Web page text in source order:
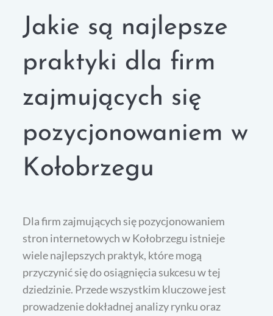
Jakie są najlepsze
praktyki dla firm
zajmujących się
pozycjonowaniem w
Kołobrzegu
Dla firm zajmujących się pozycjonowaniem
stron internetowych w Kołobrzegu istnieje
wiele najlepszych praktyk, które mogą
przyczynić się do osiągnięcia sukcesu w tej
dziedzinie. Przede wszystkim kluczowe jest
prowadzenie dokładnej analizy rynku oraz